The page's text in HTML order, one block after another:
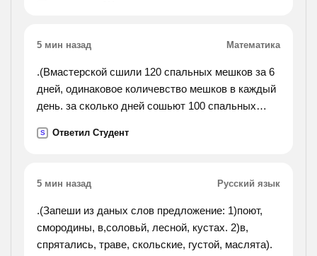
5 мин назад Математика
.(Вмастерской сшили 120 спальных мешков за 6
дней, одинаковое количевство мешков в каждый
день. за сколько дней сошьют 100 спальных
мешков больше. составь краткую запись и
S Ответил Студент
5 мин назад Русский язык
.(Запеши из даных слов предложение: 1)поют,
смородины, в,соловьй, лесной, кустах. 2)в,
спрятались, траве, скольские, густой, маслята).